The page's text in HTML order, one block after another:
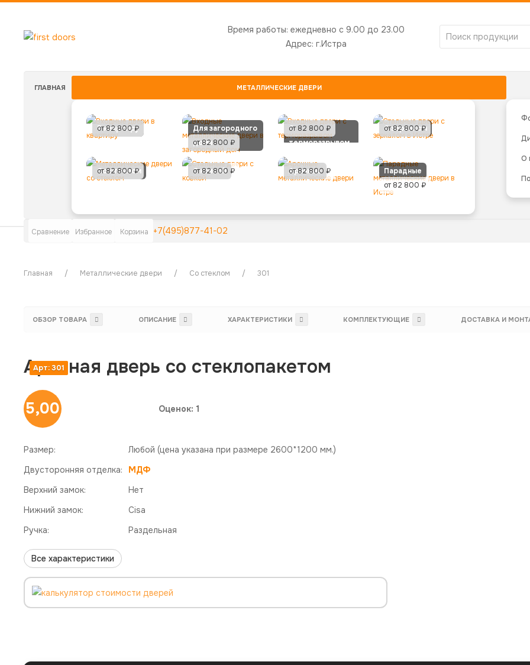
Время работы:ежедневно с 9.00 до 23.00
Адрес:г.Истра
ГЛАВНАЯ МЕТАЛЛИЧЕСКИЕ ДВЕРИ
В квартиру
от 82 800 ₽
Для загородного
дома
от 82 800 ₽
С
терморазрывом
от 82 800 ₽ С зеркалом
от 82 800 ₽
Со стеклом
от 82 800 ₽ С ковкой
от 82 800 ₽ Арочные
от 82 800 ₽
Парадные
от 82 800 ₽
О
Сравнение Избранное Корзина +7(495)877-41-02
Главная Металлические двери Со стеклом 301
ОБЗОР ТОВАРА ОПИСАНИЕ ХАРАКТЕРИСТИКИ КОМПЛЕКТУЮЩИЕ ДОСТАВКА И
Арт: 301
Арочная дверь со стеклопакетом
5,00 Оценок: 1
Размер: Любой (цена указана при размере 2600*1200 мм.)
Двусторонняя отделка:
МДФ
Верхний замок:
Нет
Нижний замок:
Cisa
Ручка:
Раздельная
Все характеристики